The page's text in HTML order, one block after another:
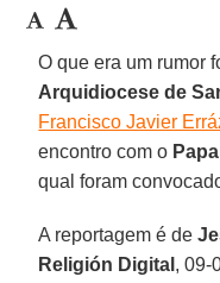
O que era um rumor
Arquidiocese de
Francisco Javier
encontro com o
qual foram
A reportagem é de
Religión Digital , 09-